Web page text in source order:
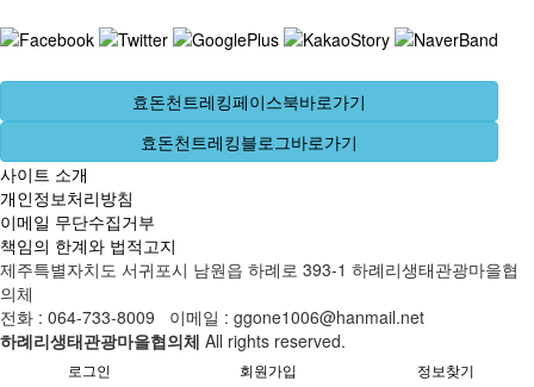
효돈천트레킹페이스북바로가기
효돈천트레킹블로그바로가기
사이트 소개
개인정보처리방침
이메일 무단수집거부
책임의 한계와 법적고지
제주특별자치도 서귀포시 남원읍 하례로 393-1 하례리생태관광마을협
의체
전화 : 064-733-8009 이메일 : ggone1006@hanmail.net
하례리생태관광마을협의체 All rights reserved.
로그인 회원가입 정보찾기